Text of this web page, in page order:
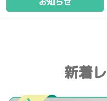
新着